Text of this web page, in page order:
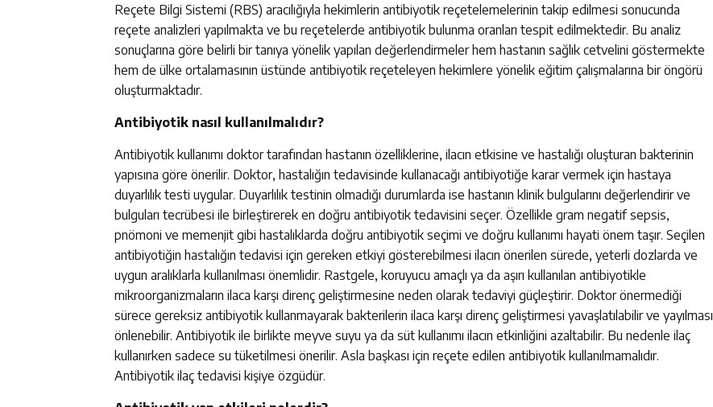
Reçete Bilgi Sistemi (RBS) aracılığıyla hekimlerin antibiyotik reçetelemelerinin takip edilmesi sonucunda
reçete analizleri yapılmakta ve bu reçetelerde antibiyotik bulunma oranları tespit edilmektedir. Bu analiz
sonuçlarına göre belirli bir tanıya yönelik yapılan değerlendirmeler hem hastanın sağlık cetvelini göstermekte
hem de ülke ortalamasının üstünde antibiyotik reçeteleyen hekimlere yönelik eğitim çalışmalarına bir öngörü
oluşturmaktadır.
Antibiyotik nasıl kullanılmalıdır?
Antibiyotik kullanımı doktor tarafından hastanın özelliklerine, ilacın etkisine ve hastalığı oluşturan bakterinin
yapısına göre önerilir. Doktor, hastalığın tedavisinde kullanacağı antibiyotiğe karar vermek için hastaya
duyarlılık testi uygular. Duyarlılık testinin olmadığı durumlarda ise hastanın klinik bulgularını değerlendirir ve
bulguları tecrübesi ile birleştirerek en doğru antibiyotik tedavisini seçer. Özellikle gram negatif sepsis,
pnömoni ve memenjit gibi hastalıklarda doğru antibiyotik seçimi ve doğru kullanımı hayati önem taşır. Seçilen
antibiyotiğin hastalığın tedavisi için gereken etkiyi gösterebilmesi ilacın önerilen sürede, yeterli dozlarda ve
uygun aralıklarla kullanılması önemlidir. Rastgele, koruyucu amaçlı ya da aşırı kullanılan antibiyotikle
mikroorganizmaların ilaca karşı direnç geliştirmesine neden olarak tedaviyi güçleştirir. Doktor önermediği
sürece gereksiz antibiyotik kullanmayarak bakterilerin ilaca karşı direnç geliştirmesi yavaşlatılabilir ve yayılması
önlenebilir. Antibiyotik ile birlikte meyve suyu ya da süt kullanımı ilacın etkinliğini azaltabilir. Bu nedenle ilaç
kullanırken sadece su tüketilmesi önerilir. Asla başkası için reçete edilen antibiyotik kullanılmamalıdır.
Antibiyotik ilaç tedavisi kişiye özgüdür.